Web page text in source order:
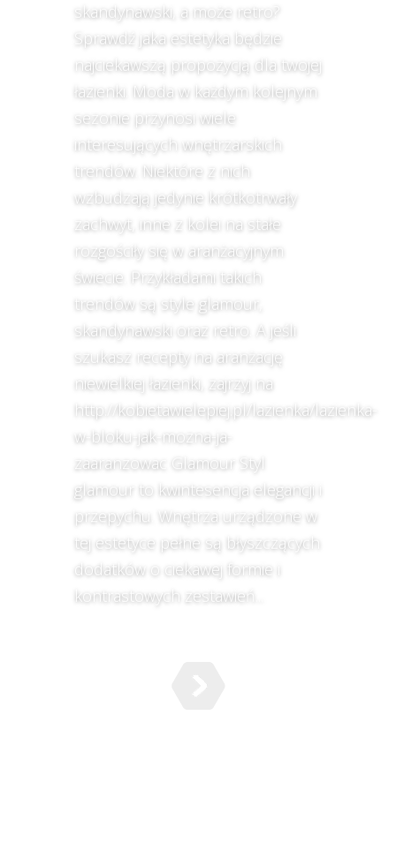
skandynawski, a może retro?
Sprawdź jaka estetyka będzie
najciekawszą propozycją dla twojej
łazienki. Moda w każdym kolejnym
sezonie przynosi wiele
interesujących wnętrzarskich
trendów. Niektóre z nich
wzbudzają jedynie krótkotrwały
zachwyt, inne z kolei na stałe
rozgościły się w aranżacyjnym
świecie. Przykładami takich
trendów są style glamour,
skandynawski oraz retro. A jeśli
szukasz recepty na aranżację
niewielkiej łazienki, zajrzyj na
http://kobietawielepiej.pl/lazienka/lazienka-
w-bloku-jak-mozna-ja-
zaaranzowac Glamour Styl
glamour to kwintesencja elegancji i
przepychu. Wnętrza urządzone w
tej estetyce pełne są błyszczących
dodatków o ciekawej formie i
kontrastowych zestawień...